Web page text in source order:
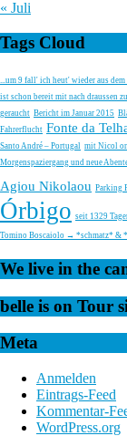
« Juli
Tags Cloud
...um 9 fall' ich heut' wieder aus
ist schon bereit mit nach draussen
geraucht Bericht im Januar 2015
Fahrerflucht Fonte da
Santo André – Portugal mit Nicol
Morgenspaziergang und neue
Agiou Nikolaou Parking
Órbigo seit 1329
Tomino Boscaiolo → *schmatz* &
We live in the
belle is on Tour
Meta
Anmelden
Eintrags-Feed
Kommentar-
WordPress.org